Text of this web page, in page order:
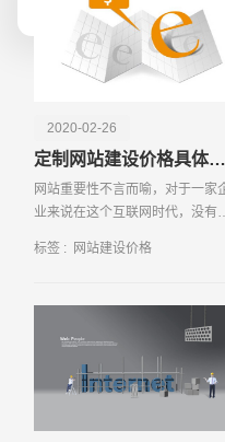
域名和服务器也会对总价
务器的费用通常较高，但
性。 后期维护与升级：网
的维护和升级同样需要费
预算，建议您明确网站需
询。同时，也请注意比较
确保您获得性价比最高的
2020-02-26
定制网站建设价格具体是多少？
网站重要性不言而喻，对于一家
业来说在这个互联网时代，没有网
国内外企业是纷纷加快了，企业网
公司，他们是会给客户
标签 : 网站建设价格